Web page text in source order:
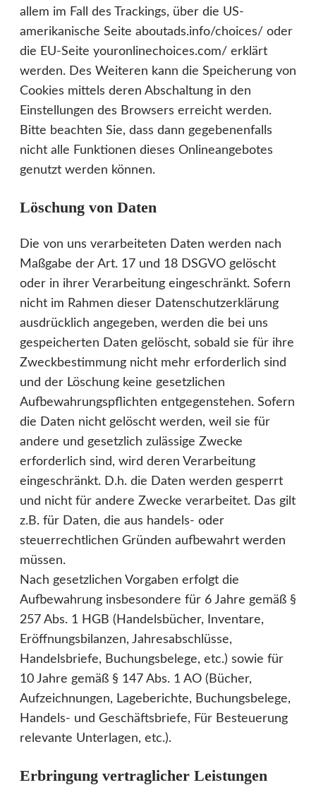
allem im Fall des Trackings, über die US-
amerikanische Seite aboutads.info/choices/ oder
die EU-Seite youronlinechoices.com/ erklärt
werden. Des Weiteren kann die Speicherung von
Cookies mittels deren Abschaltung in den
Einstellungen des Browsers erreicht werden.
Bitte beachten Sie, dass dann gegebenenfalls
nicht alle Funktionen dieses Onlineangebotes
genutzt werden können.
Löschung von Daten
Die von uns verarbeiteten Daten werden nach
Maßgabe der Art. 17 und 18 DSGVO gelöscht
oder in ihrer Verarbeitung eingeschränkt. Sofern
nicht im Rahmen dieser Datenschutzerklärung
ausdrücklich angegeben, werden die bei uns
gespeicherten Daten gelöscht, sobald sie für ihre
Zweckbestimmung nicht mehr erforderlich sind
und der Löschung keine gesetzlichen
Aufbewahrungspflichten entgegenstehen. Sofern
die Daten nicht gelöscht werden, weil sie für
andere und gesetzlich zulässige Zwecke
erforderlich sind, wird deren Verarbeitung
eingeschränkt. D.h. die Daten werden gesperrt
und nicht für andere Zwecke verarbeitet. Das gilt
z.B. für Daten, die aus handels- oder
steuerrechtlichen Gründen aufbewahrt werden
müssen.
Nach gesetzlichen Vorgaben erfolgt die
Aufbewahrung insbesondere für 6 Jahre gemäß §
257 Abs. 1 HGB (Handelsbücher, Inventare,
Eröffnungsbilanzen, Jahresabschlüsse,
Handelsbriefe, Buchungsbelege, etc.) sowie für
10 Jahre gemäß § 147 Abs. 1 AO (Bücher,
Aufzeichnungen, Lageberichte, Buchungsbelege,
Handels- und Geschäftsbriefe, Für Besteuerung
relevante Unterlagen, etc.).
Erbringung vertraglicher Leistungen